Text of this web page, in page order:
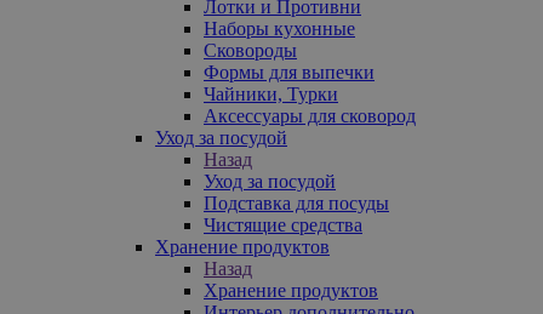
Лотки и Противни
Наборы кухонные
Сковороды
Формы для выпечки
Чайники, Турки
Аксессуары для сковород
Уход за посудой
Назад
Уход за посудой
Подставка для посуды
Чистящие средства
Хранение продуктов
Назад
Хранение продуктов